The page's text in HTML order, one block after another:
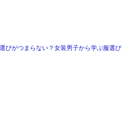
びがつまらない？女装男子から学ぶ服選び